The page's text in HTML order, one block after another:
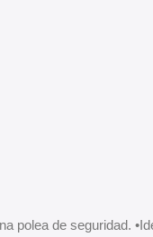
polea de seguridad.